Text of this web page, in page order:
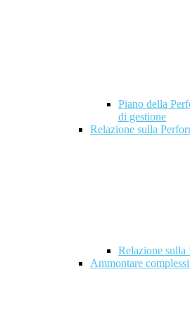
Piano della
di gestione
Relazione sulla
Relazione sulla
Ammontare